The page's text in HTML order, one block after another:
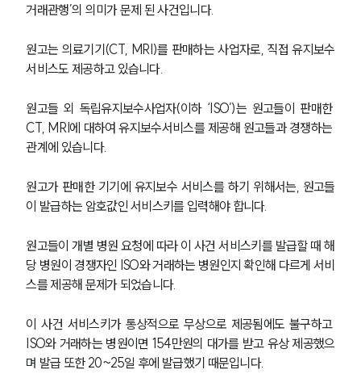
거래관행’의 의미가 문제 된 사건입니다.
원고는 의료기기(CT, MRI)를 판매하는 사업자로, 직접 유지보수
서비스도 제공하고 있습니다.
원고들 외 독립유지보수사업자(이하 ‘ISO’)는 원고들이 판매한
CT, MRI에 대하여 유지보수서비스를 제공해 원고들과 경쟁하는
관계에 있습니다.
원고가 판매한 기기에 유지보수 서비스를 하기 위해서는, 원고들
이 발급하는 암호값인 서비스키를 입력해야 합니다.
원고들이 개별 병원 요청에 따라 이 사건 서비스키를 발급할 때 해
당 병원이 경쟁자인 ISO와 거래하는 병원인지 확인해 다르게 서비
스를 제공해 문제가 되었습니다.
이 사건 서비스키가 통상적으로 무상으로 제공됨에도 불구하고
ISO와 거래하는 병원이면 154만원의 대가를 받고 유상 제공했으
며 발급 또한 20~25일 후에 발급했기 때문입니다.